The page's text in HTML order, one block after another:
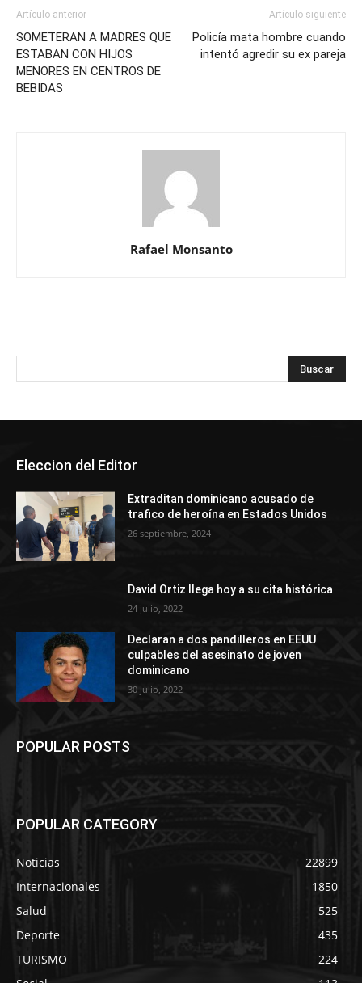
Artículo anterior
SOMETERAN A MADRES QUE
ESTABAN CON HIJOS
MENORES EN CENTROS DE
BEBIDAS
Artículo siguiente
Policía mata hombre cuando
intentó agredir su ex pareja
Rafael Monsanto
Eleccion del Editor
Extraditan dominicano acusado de
trafico de heroína en Estados Unidos
26 septiembre, 2024
David Ortiz llega hoy a su cita histórica
24 julio, 2022
Declaran a dos pandilleros en EEUU
culpables del asesinato de joven
dominicano
30 julio, 2022
POPULAR POSTS
POPULAR CATEGORY
Noticias
22899
Internacionales
1850
Salud
525
Deporte
435
TURISMO
224